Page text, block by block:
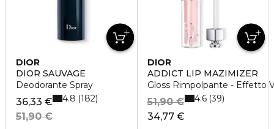
DIOR
DIOR SAUVAGE
Deodorante Spray
36,33 €
51,90 €
4.8 182
DIOR
ADDICT LIP MAZIMIZER
Gloss Rimpolpante - Effetto
34,77 €
51,90 € 4.6 39